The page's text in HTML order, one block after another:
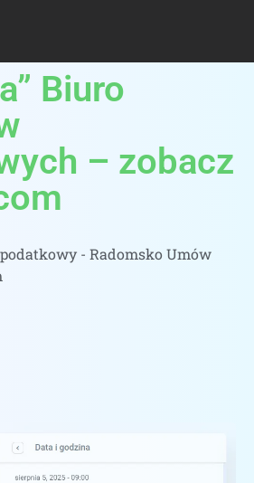
Biuro
– zobacz
- Radomsko Umów